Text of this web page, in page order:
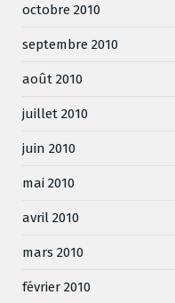
octobre 2010
septembre 2010
août 2010
juillet 2010
juin 2010
mai 2010
avril 2010
mars 2010
février 2010